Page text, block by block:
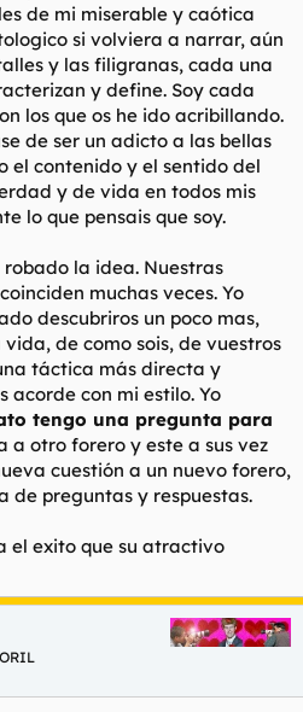
de mi miserable y caótica
si volviera a narrar, aún
y las filigranas, cada una
y define. Soy cada
los que os he ido acribillando.
de ser un adicto a las bellas
el contenido y el sentido del
y de vida en todos mis
lo que pensais que soy.
la idea. Nuestras
muchas veces. Yo
descubriros un poco mas,
de como sois, de vuestros
táctica más directa y
acorde con mi estilo. Yo
tengo una pregunta para
a otro forero y este a sus vez
cuestión a un nuevo forero,
de preguntas y respuestas.
el exito que su atractivo